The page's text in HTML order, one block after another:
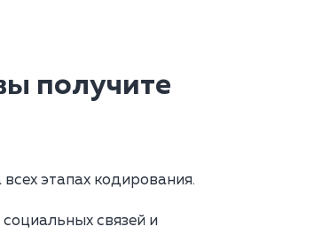
получите
этапах кодирования.
связей и